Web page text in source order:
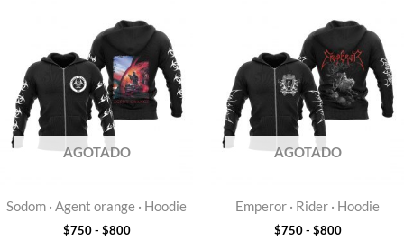
AGOTADO
Sodom · Agent orange · Hoodie
$750 - $800
precios:
desde
$750
hasta
$800
AGOTADO
Emperor · Rider · Hoodie
$750 - $800
precios:
desde
$750
hasta
$800